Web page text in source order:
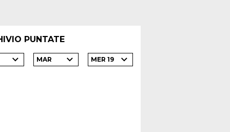
PUNTATE
MAR MER 19